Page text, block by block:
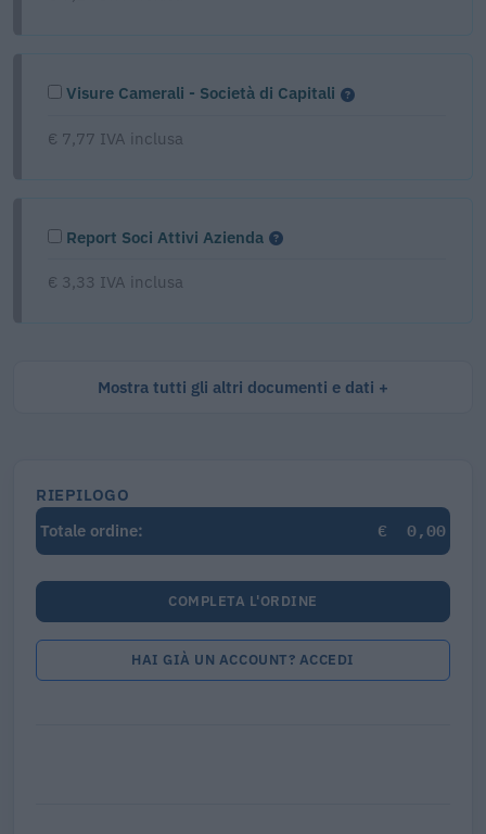
Visure Camerali - Società di Capitali
€ 7,77 IVA inclusa
Report Soci Attivi Azienda
€ 3,33 IVA inclusa
Mostra tutti gli altri documenti e dati
RIEPILOGO
Totale ordine:
€ 0,00
COMPLETA L'ORDINE
HAI GIÀ UN ACCOUNT? ACCEDI